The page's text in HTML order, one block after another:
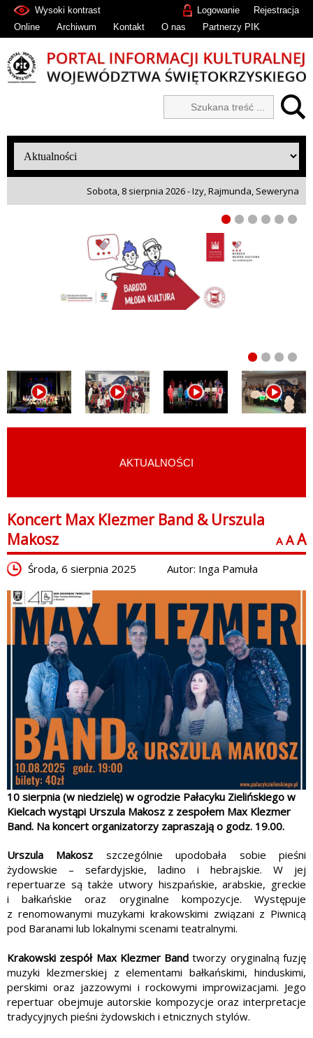
Rejestracja
Logowanie
Wysoki kontrast
Online
Archiwum Kontakt O nas Partnerzy PIK
Sobota, 8 sierpnia 2026 - Izy, Rajmunda, Seweryna
AKTUALNOŚCI
Koncert Max Klezmer Band & Urszula
Makosz
A A A
Środa, 6 sierpnia 2025 Autor: Inga Pamuła
10 sierpnia (w niedzielę) w ogrodzie Pałacyku Zielińskiego w
Kielcach wystąpi Urszula Makosz z zespołem Max Klezmer
Band. Na koncert organizatorzy zapraszają o godz. 19.00.
Urszula Makosz szczególnie upodobała sobie pieśni
żydowskie – sefardyjskie, ladino i hebrajskie. W jej
repertuarze są także utwory hiszpańskie, arabskie, greckie
i bałkańskie oraz oryginalne kompozycje. Występuje
z renomowanymi muzykami krakowskimi związani z Piwnicą
pod Baranami lub lokalnymi scenami teatralnymi.
Krakowski zespół Max Klezmer Band tworzy oryginalną fuzję
muzyki klezmerskiej z elementami bałkańskimi, hinduskimi,
perskimi oraz jazzowymi i rockowymi improwizacjami. Jego
repertuar obejmuje autorskie kompozycje oraz interpretacje
tradycyjnych pieśni żydowskich i etnicznych stylów.